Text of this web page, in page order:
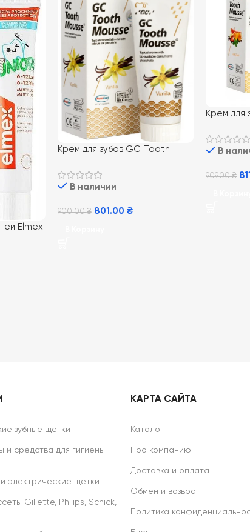
Elmex
Крем для зубов GC Tooth
Ванильный
В наличии
900.00₴ 801.00 ₴
Крем для
Тутти
В
909.00₴
зубные щетки
и средства для гигиены
электрические щетки
Gillette, Philips, Schick,
КАРТА САЙТА
Каталог
Про компанию
Доставка и оплата
Обмен и возврат
Политика